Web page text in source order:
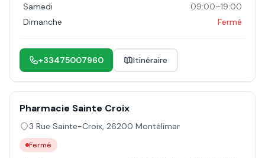
Samedi
09:00–19:00
Dimanche
Fermé
+33475007960 Itinéraire
Pharmacie Sainte Croix
3 Rue Sainte-Croix, 26200 Montélimar
Fermé